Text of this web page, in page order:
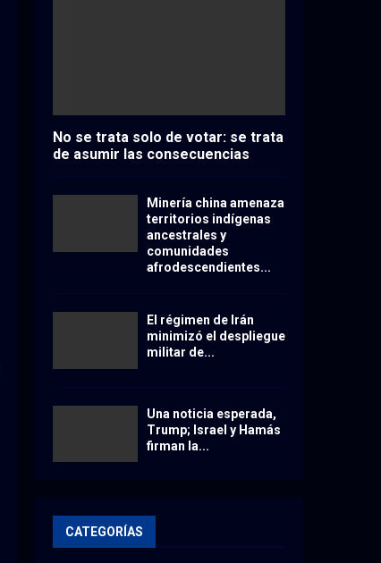
No se trata solo de votar: se trata
de asumir las consecuencias
Minería china amenaza
territorios indígenas
ancestrales y
comunidades
afrodescendientes...
El régimen de Irán
minimizó el despliegue
militar de...
Una noticia esperada,
Trump; Israel y Hamás
firman la...
CATEGORÍAS